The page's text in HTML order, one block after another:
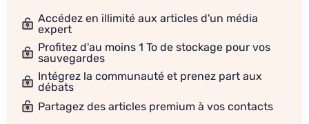
Accédez en illimité aux articles d'un média
expert
Profitez d'au moins 1 To de stockage pour vos
sauvegardes
Intégrez la communauté et prenez part aux
débats
Partagez des articles premium à vos contacts